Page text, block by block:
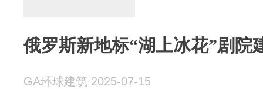
俄罗斯新地标“湖上冰花”剧院
GA环球建筑 2025-07-15